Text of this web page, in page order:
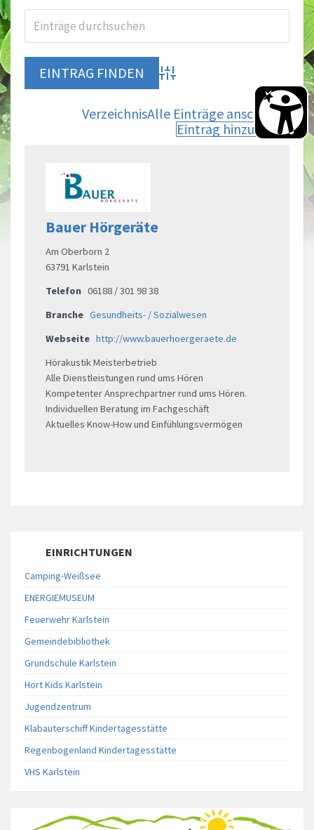
Advanced Search
VerzeichnisAlle Einträge anschauen
Eintrag hinzufügen
Bauer Hörgeräte
Am Oberborn 2
63791 Karlstein
Telefon 06188 / 301 98 38
Branche Gesundheits- / Sozialwesen
Webseite http://www.bauerhoergeraete.de
Hörakustik Meisterbetrieb
Alle Dienstleistungen rund ums Hören
Kompetenter Ansprechpartner rund ums Hören.
Individuellen Beratung im Fachgeschäft
Aktuelles Know-How und Einfühlungsvermögen
EINRICHTUNGEN
Camping-Weißsee
ENERGIEMUSEUM
Feuerwehr Karlstein
Gemeindebibliothek
Grundschule Karlstein
Hort Kids Karlstein
Jugendzentrum
Klabauterschiff Kindertagesstätte
Regenbogenland Kindertagesstätte
VHS Karlstein